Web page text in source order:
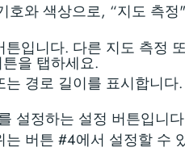
호와 색상으로, “지도 측정
입니다. 다른 지도 측정
을 탭하세요.
경로 길이를 표시합니다
설정하는 설정 버튼입니
버튼 #4에서 설정할 수